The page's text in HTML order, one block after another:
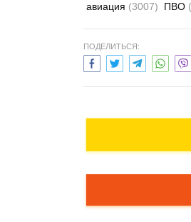
авиация (3007) ПВО
ПОДЕЛИТЬСЯ: